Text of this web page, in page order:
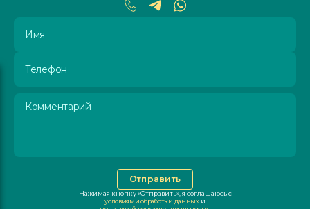
Комментарий
Нажимая кнопку «Отправить», я соглашаюсь с
условиями обработки данныхи
Отправить